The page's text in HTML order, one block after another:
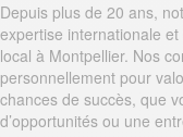
Depuis plus de 20 ans,
expertise internationale
local à Montpellier. Nos
personnellement pour
chances de succès, que
d’opportunités ou une